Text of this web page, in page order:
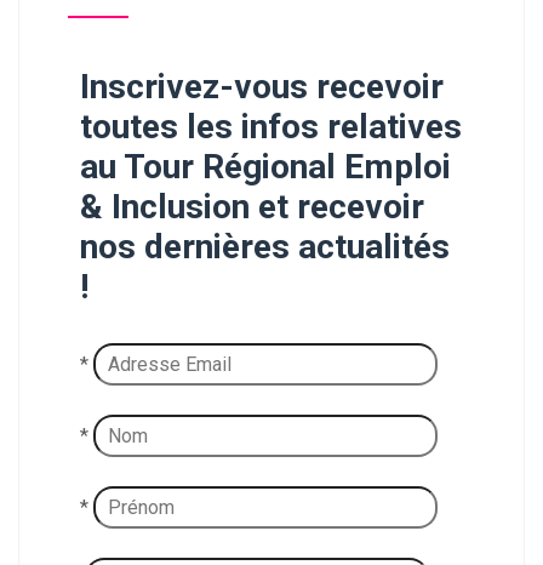
Inscrivez-vous recevoir
toutes les infos relatives
au Tour Régional Emploi
& Inclusion et recevoir
nos dernières actualités
!
*
*
*